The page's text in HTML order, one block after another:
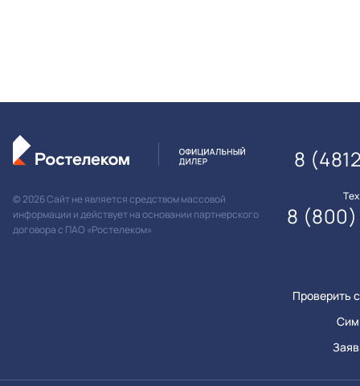
© 2026 Сайт не является средством массовой
информации и действует на основании партнерского
договора с ПАО «Ростелеком»
Проверить
8
8